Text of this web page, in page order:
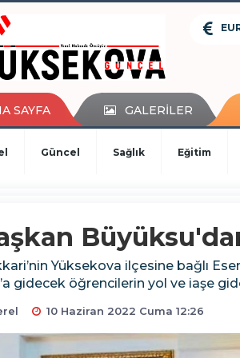
SAYFA GALERİLER
Güncel Sağlık Eğitim
Yüksekova ilçesine bağlı
gidecek öğrencilerin yol ve iaşe
10 Haziran 2022 Cuma 12:26